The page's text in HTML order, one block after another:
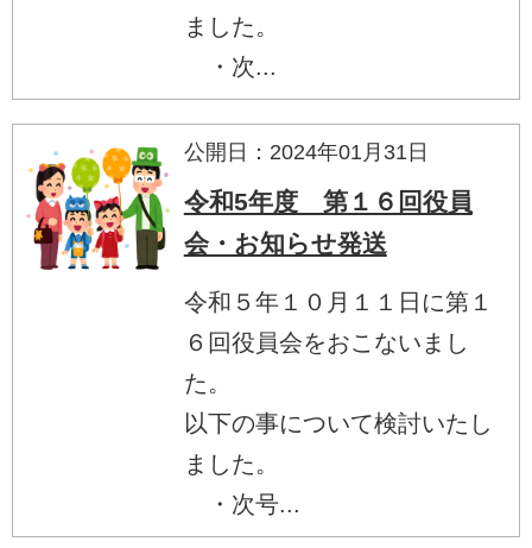
ました。
・次...
公開日：2024年01月31日
令和5年度 第１６回役員
会・お知らせ発送
令和５年１０月１１日に第１
６回役員会をおこないまし
た。
以下の事について検討いたし
ました。
・次号...